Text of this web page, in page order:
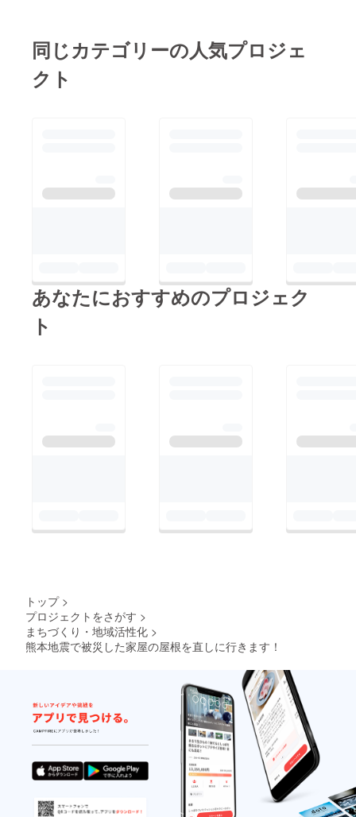
サムチャン様・風鈴鹿
山様・岸本様・喜多
できました！ 残り
す。・タテイシ テル
照沼 功 様・遠藤
祐一 様・二神 早
同じカテゴリーの人気プロジェ
クト
あなたにおすすめのプロジェク
ト
トップ >
プロジェクトをさがす >
まちづくり・地域活性化 >
熊本地震で被災した家屋の屋根を直しに行きます！